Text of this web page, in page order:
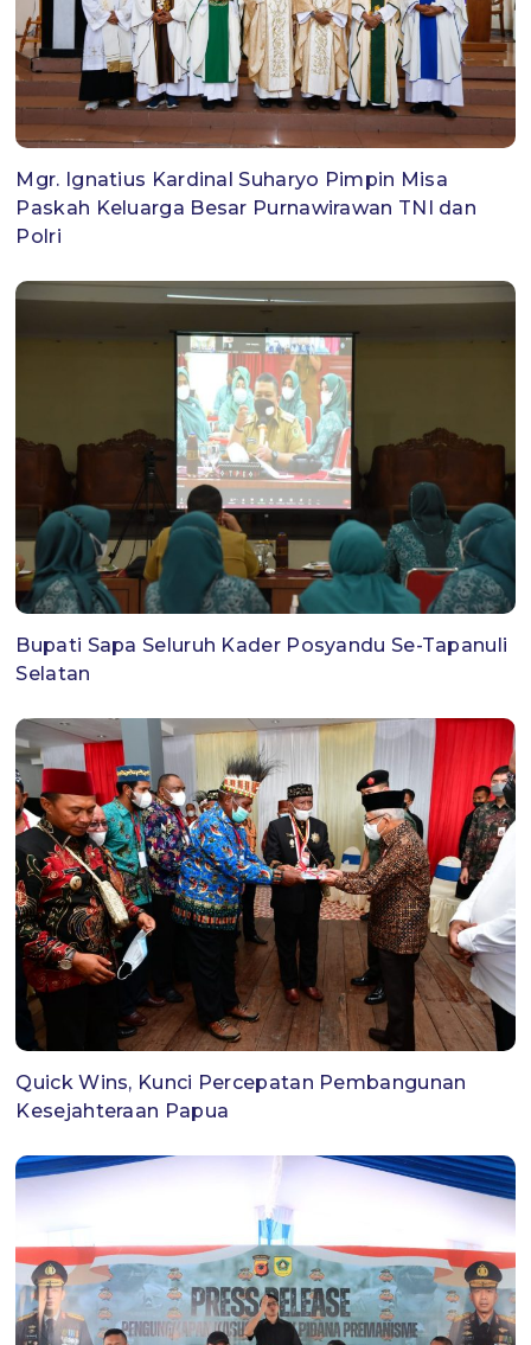
Mgr. Ignatius Kardinal Suharyo Pimpin Misa
Paskah Keluarga Besar Purnawirawan TNI dan
Polri
Bupati Sapa Seluruh Kader Posyandu Se-Tapanuli
Selatan
Quick Wins, Kunci Percepatan Pembangunan
Kesejahteraan Papua